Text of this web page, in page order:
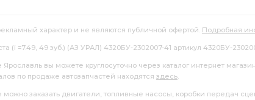
характер и не являются публичной офертой. Подробная
(i =7.49, 49 зуб.) (АЗ УРАЛ) 4320БУ-2302007-41 артикул 4320БУ-
Ярославль вы можете круглосуточно через каталог интернет
по продаже автозапчастей находятся здесь.
можно заказать двигатели, топливные насосы, коробки передач